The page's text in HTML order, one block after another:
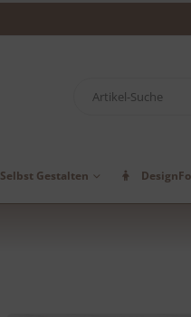
Selbst Gestalten